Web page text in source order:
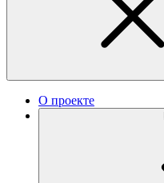
О проекте